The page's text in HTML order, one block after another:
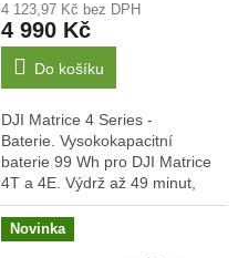
4 123,97 Kč bez DPH
4 990 Kč
Do košíku
DJI Matrice 4 Series -
Baterie. Vysokokapacitní
baterie 99 Wh pro DJI Matrice
4T a 4E. Výdrž až 49 minut,
6741 mAh, Li-ion 4S.
Spolehlivý výkon pro náročné
lety a dlouhé mise.
Novinka